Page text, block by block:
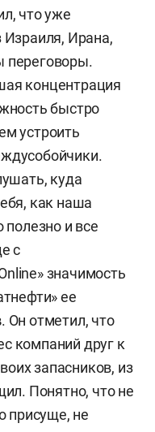
что уже
Израиля, Ирана,
переговоры.
концентрация
быстро
устроить
куда
как наша
полезно и все
с
значимость
ее
. Он отметил, что
компаний друг к
запасников, из
Понятно, что не
присуще, не